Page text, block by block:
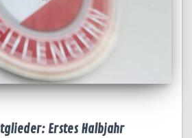
Erstes Halbjahr